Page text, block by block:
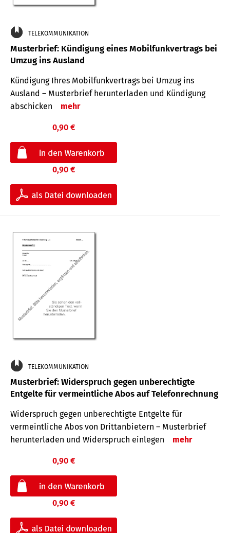
TELEKOMMUNIKATION
Musterbrief: Kündigung eines Mobilfunkvertrags bei
Umzug ins Ausland
Kündigung Ihres Mobilfunkvertrags bei Umzug ins
Ausland – Musterbrief herunterladen und Kündigung
abschicken
mehr
0,90 €
0,90 €
TELEKOMMUNIKATION
Musterbrief: Widerspruch gegen unberechtigte
Entgelte für vermeintliche Abos auf Telefonrechnung
Widerspruch gegen unberechtigte Entgelte für
vermeintliche Abos von Drittanbietern – Musterbrief
herunterladen und Widerspruch einlegen
mehr
0,90 €
0,90 €